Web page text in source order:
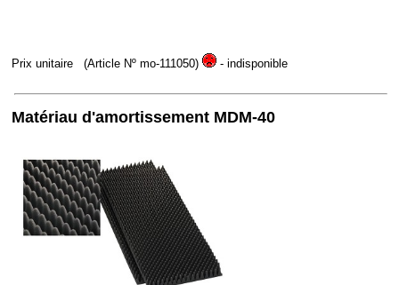
Prix unitaire (Article Nº mo-111050) - indisponible
Matériau d'amortissement MDM-40